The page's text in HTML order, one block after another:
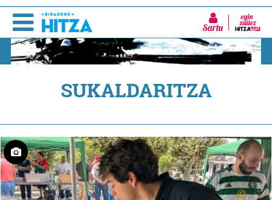
Sartu
SUKALDARITZA